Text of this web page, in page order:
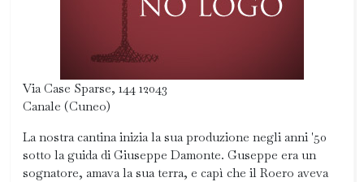
Via Case Sparse, 144 12043
Canale (Cuneo)
La nostra cantina inizia la sua produzione negli anni '50
sotto la guida di Giuseppe Damonte. Guseppe era un
sognatore, amava la sua terra, e capì che il Roero aveva